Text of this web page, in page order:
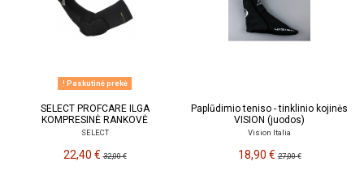
Paskutinė prekė
SELECT PROFCARE ILGA
KOMPRESINĖ RANKOVĖ
SELECT
22,40 €32,00 €
Paplūdimio teniso - tinklinio kojinės
VISION (juodos)
Vision Italia
18,90 €27,00 €